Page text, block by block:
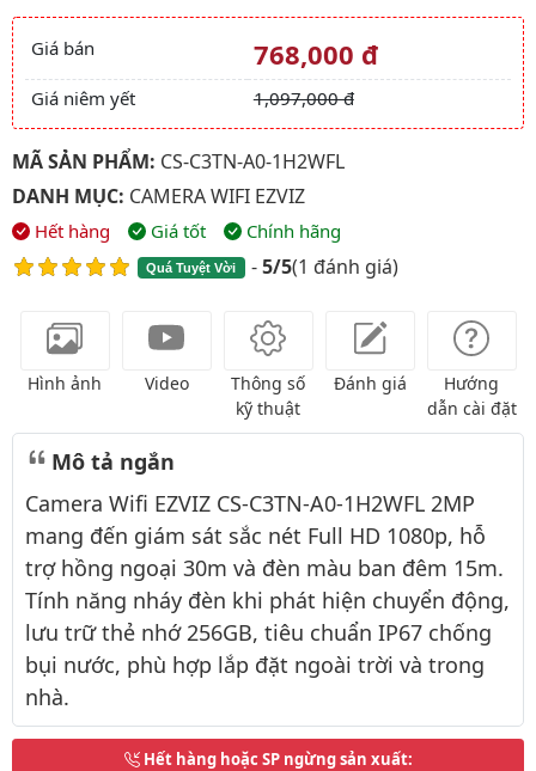
Giá và khuyến mãi
Giá bán 768,000 đ
Giá niêm yết 1,097,000 đ
MÃ SẢN PHẨM: CS-C3TN-A0-1H2WFL
DANH MỤC: CAMERA WIFI EZVIZ
Hết hàng Giá tốt Chính hãng
Quá Tuyệt Vời -5/5(1 đánh giá)
Hình ảnh Video
Thông số
kỹ thuật
Đánh giá
Hướng
dẫn cài đặt
Mô tả ngắn
Camera Wifi EZVIZ CS-C3TN-A0-1H2WFL 2MP
mang đến giám sát sắc nét Full HD 1080p, hỗ
trợ hồng ngoại 30m và đèn màu ban đêm 15m.
Tính năng nháy đèn khi phát hiện chuyển động,
lưu trữ thẻ nhớ 256GB, tiêu chuẩn IP67 chống
bụi nước, phù hợp lắp đặt ngoài trời và trong
nhà.
Hết hàng hoặc SP ngừng sản xuất: